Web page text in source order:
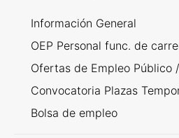
Información General
OEP Personal func. de
Ofertas de Empleo Público
Convocatoria Plazas
Bolsa de empleo